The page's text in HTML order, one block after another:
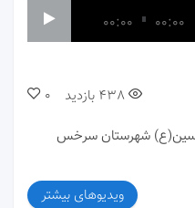
00:00 00:00
0 438 بازدید
حسین(ع) شهرستان سرخس
ویدیوهای بیشتر